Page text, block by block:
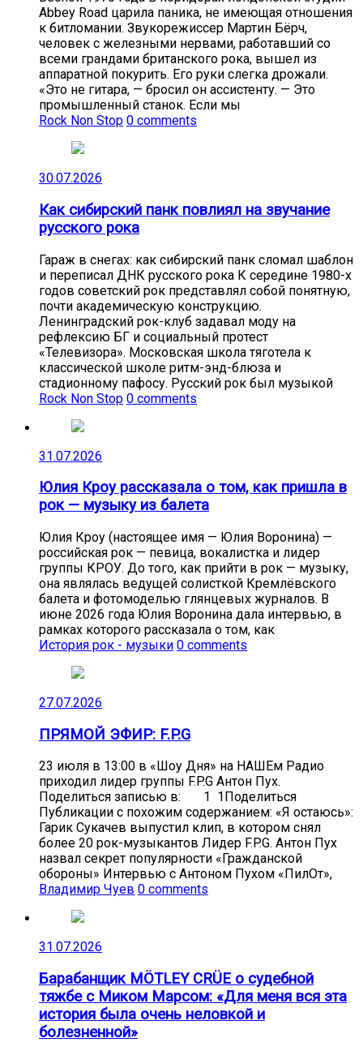
Abbey Road царила паника, не имеющая отношения
к битломании. Звукорежиссер Мартин Бёрч,
человек с железными нервами, работавший со
всеми грандами британского рока, вышел из
аппаратной покурить. Его руки слегка дрожали.
«Это не гитара, — бросил он ассистенту. — Это
промышленный станок. Если мы
Rock Non Stop 0 comments
30.07.2026
Как сибирский панк повлиял на звучание
русского рока
Гараж в снегах: как сибирский панк сломал шаблон
и переписал ДНК русского рока К середине 1980-х
годов советский рок представлял собой понятную,
почти академическую конструкцию.
Ленинградский рок-клуб задавал моду на
рефлексию БГ и социальный протест
«Телевизора». Московская школа тяготела к
классической школе ритм-энд-блюза и
стадионному пафосу. Русский рок был музыкой
Rock Non Stop 0 comments
31.07.2026
Юлия Кроу рассказала о том, как пришла в
рок — музыку из балета
Юлия Кроу (настоящее имя — Юлия Воронина) —
российская рок — певица, вокалистка и лидер
группы КРОУ. До того, как прийти в рок — музыку,
она являлась ведущей солисткой Кремлёвского
балета и фотомоделью глянцевых журналов. В
июне 2026 года Юлия Воронина дала интервью, в
рамках которого рассказала о том, как
История рок - музыки 0 comments
27.07.2026
ПРЯМОЙ ЭФИР: F.P.G
23 июля в 13:00 в «Шоу Дня» на НАШЕм Радио
приходил лидер группы F.P.G Антон Пух.
Поделиться записью в: 1 1Поделиться
Публикации с похожим содержанием: «Я остаюсь»:
Гарик Сукачев выпустил клип, в котором снял
более 20 рок-музыкантов Лидер F.P.G. Антон Пух
назвал секрет популярности «Гражданской
обороны» Интервью с Антоном Пухом «ПилОт»,
Владимир Чуев 0 comments
31.07.2026
Барабанщик MÖTLEY CRÜE о судебной
тяжбе с Миком Марсом: «Для меня вся эта
история была очень неловкой и
болезненной»